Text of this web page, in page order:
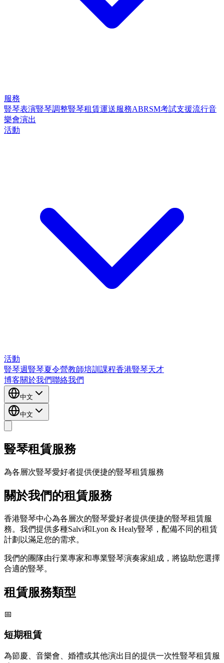
服務
豎琴表演豎琴調整豎琴租賃運送服務ABRSM考試支援流行音
樂會演出
活動
活動
豎琴週豎琴夏令營教師培訓課程香港豎琴天才
博客關於我們聯絡我們
中文
中文
豎琴租賃服務
為各層次豎琴愛好者提供便捷的豎琴租賃服務
關於我們的租賃服務
香港豎琴中心為各層次的豎琴愛好者提供便捷的豎琴租賃服
務。我們提供多種Salvi和Lyon & Healy豎琴，配備不同的租賃
計劃以滿足您的需求。
我們的團隊由行業專家和專業豎琴演奏家組成，將協助您選擇
合適的豎琴。
租賃服務類型
📅
短期租賃
為節慶、音樂會、婚禮或其他演出目的提供一次性豎琴租賃服